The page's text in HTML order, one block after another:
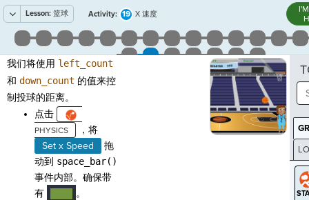
Lesson: 篮球 Activity: 19 X 速度
我们将使用 left_count
和 down_count 的值来控
制投球的距离。
点击
，将
Set x Speed
拖
动到 space_bar()
事件内部。确保带
有
。